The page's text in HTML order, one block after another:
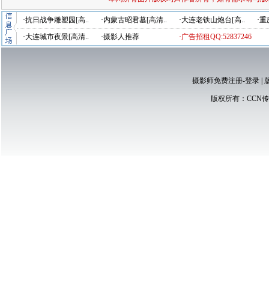
·抗日战争雕塑园[高.. ·内蒙古昭君墓[高清.. ·大连老铁山炮台[高..
·
·大连城市夜景[高清..
·摄影人推荐 ·广告招租QQ:52837246
摄影师免费注册-登录|
版权所有： CCN